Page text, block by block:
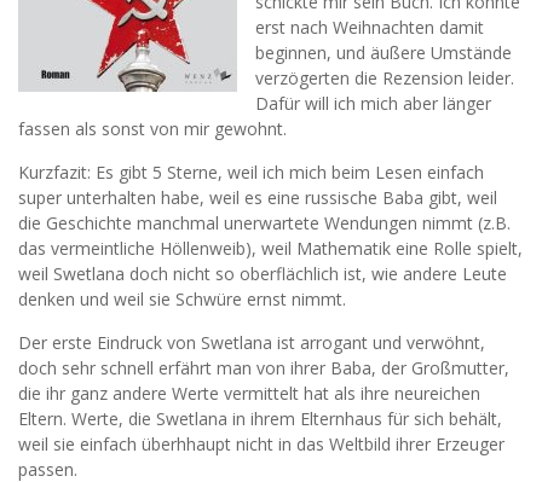
erst nach Weihnachten damit
beginnen, und äußere Umstände
verzögerten die Rezension leider.
Dafür will ich mich aber länger
fassen als sonst von mir gewohnt.
Kurzfazit: Es gibt 5 Sterne, weil ich mich beim Lesen einfach
super unterhalten habe, weil es eine russische Baba gibt, weil
die Geschichte manchmal unerwartete Wendungen nimmt (z.B.
das vermeintliche Höllenweib), weil Mathematik eine Rolle spielt,
weil Swetlana doch nicht so oberflächlich ist, wie andere Leute
denken und weil sie Schwüre ernst nimmt.
Der erste Eindruck von Swetlana ist arrogant und verwöhnt,
doch sehr schnell erfährt man von ihrer Baba, der Großmutter,
die ihr ganz andere Werte vermittelt hat als ihre neureichen
Eltern. Werte, die Swetlana in ihrem Elternhaus für sich behält,
weil sie einfach überhhaupt nicht in das Weltbild ihrer Erzeuger
passen.